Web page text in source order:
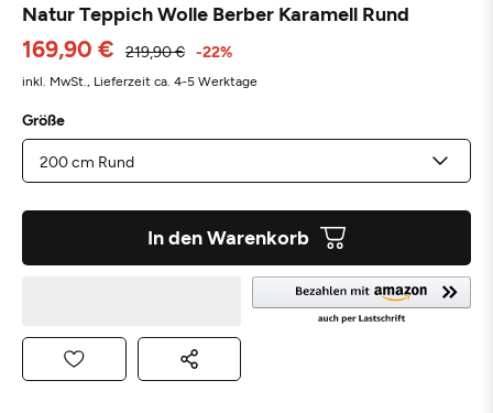
Natur Teppich Wolle Berber Karamell Rund
169,90 € 219,90 € -22%
inkl. MwSt., Lieferzeit ca. 4-5 Werktage
Größe
In den Warenkorb